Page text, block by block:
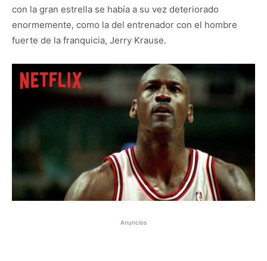
con la gran estrella se había a su vez deteriorado
enormemente, como la del entrenador con el hombre
fuerte de la franquicia, Jerry Krause.
Anuncios